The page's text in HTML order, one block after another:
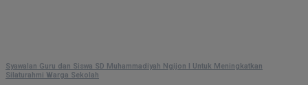
Syawalan Guru dan Siswa SD Muhammadiyah Ngijon I Untuk Meningkatkan
Silaturahmi Warga Sekolah